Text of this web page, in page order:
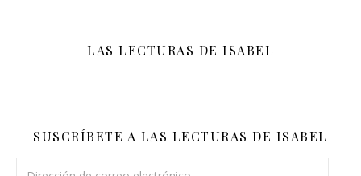
LAS LECTURAS DE ISABEL
SUSCRÍBETE A LAS LECTURAS DE ISABEL